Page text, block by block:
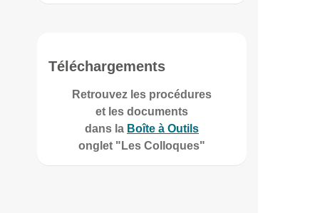
Téléchargements
Retrouvez les procédures
et les documents
dans la Boîte à Outils
onglet "Les Colloques"